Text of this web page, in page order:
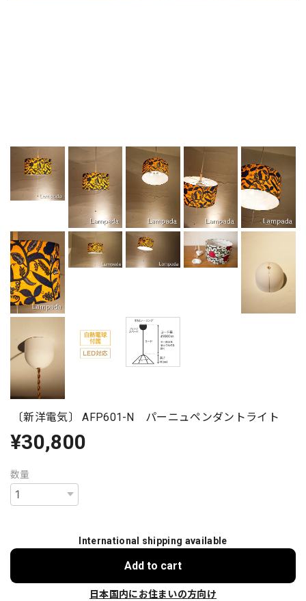
〔新洋電気〕 AFP601-N パーニュペンダントライト
¥30,800
数量
International shipping available
Add to cart
日本国内にお住まいの方向け